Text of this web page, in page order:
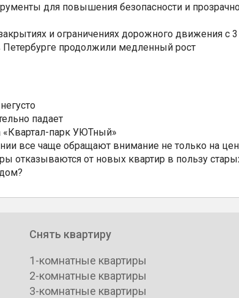
для повышения безопасности и
и ограничениях дорожного движения с 3
продолжили медленный рост
падает
«Квартал-парк УЮТный»
все чаще обращают внимание не только на
отказываются от новых квартир в пользу
Снять квартиру
1-комнатные квартиры
2-комнатные квартиры
3-комнатные квартиры